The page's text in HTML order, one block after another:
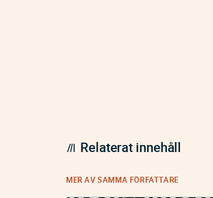
Relaterat innehåll
MER AV SAMMA FÖRFATTARE